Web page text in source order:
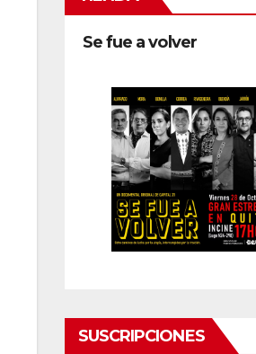
Se fue a volver
SUSCRIPCIONES